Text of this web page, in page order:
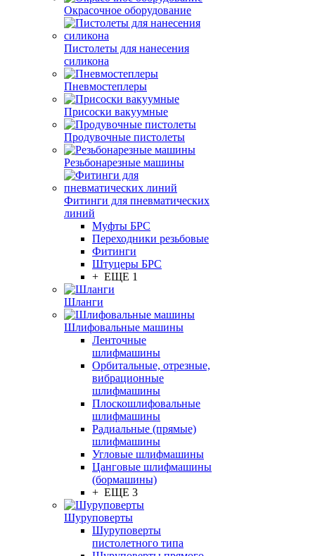
Окрасочное оборудование
Пистолеты для нанесения
силикона
Пневмостеплеры
Присоски вакуумные
Продувочные пистолеты
Резьбонарезные машины
Фитинги для пневматических
линий
Муфты БРС
Переходники резьбовые
Фитинги
Штуцеры БРС
+ ЕЩЕ 1
Шланги
Шлифовальные машины
Ленточные
шлифмашины
Орбитальные, отрезные,
вибрационные
шлифмашины
Плоскошлифовальные
шлифмашины
Радиальные (прямые)
шлифмашины
Угловые шлифмашины
Цанговые шлифмашины
(бормашины)
+ ЕЩЕ 3
Шуруповерты
Шуруповерты
пистолетного типа